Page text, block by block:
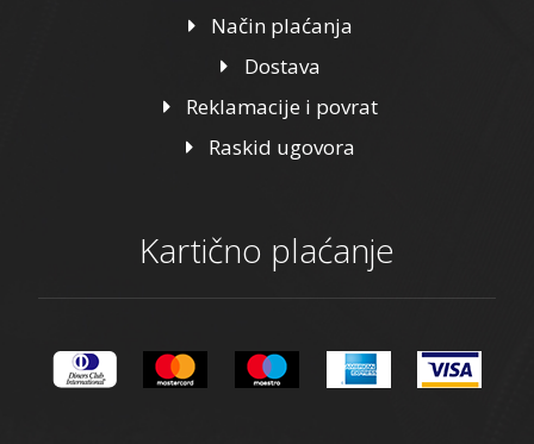
Način plaćanja
Dostava
Reklamacije i povrat
Raskid ugovora
Kartično plaćanje